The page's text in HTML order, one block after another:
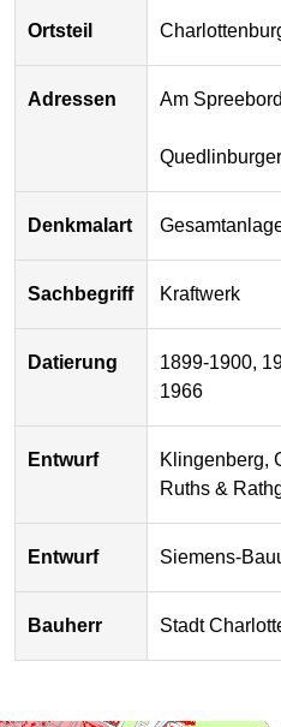
Ortsteil
Adressen Am
Denkmalart
Sachbegriff Kraftwerk
Datierung
1899-1900,
1966
Entwurf
Klingenberg,
Ruths &
Entwurf Siemens-
Bauherr Stadt